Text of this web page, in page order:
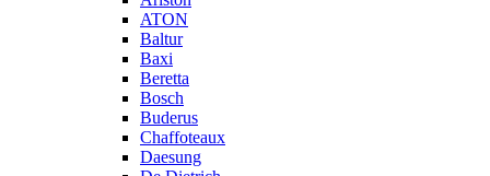
ATON
Baltur
Baxi
Beretta
Bosch
Buderus
Chaffoteaux
Daesung